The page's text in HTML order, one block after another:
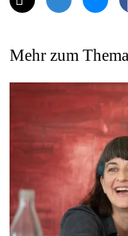
Mehr zum Thema